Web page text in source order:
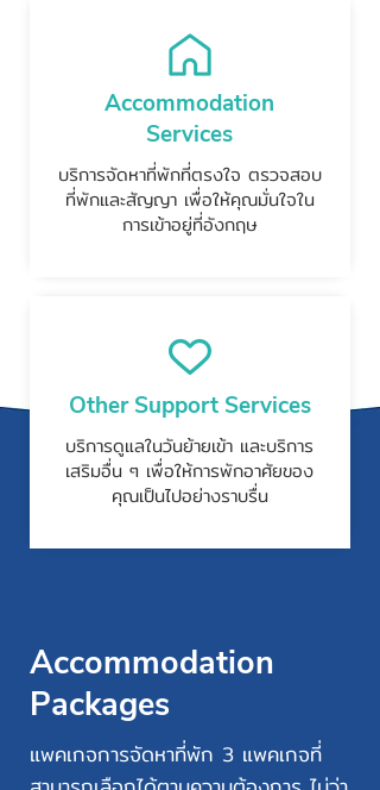
Accommodation
Services
บริการจัดหาที่พักที่ตรงใจ ตรวจสอบ
ที่พักและสัญญา เพื่อให้คุณมั่นใจใน
การเข้าอยู่ที่อังกฤษ
Other Support Services
บริการดูแลในวันย้ายเข้า และบริการ
เสริมอื่น ๆ เพื่อให้การพักอาศัยของ
คุณเป็นไปอย่างราบรื่น
Accommodation
Packages
แพคเกจการจัดหาที่พัก 3 แพคเกจที่